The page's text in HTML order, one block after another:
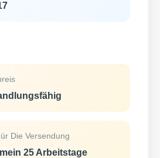
Die Versendung
25 Arbeitstage